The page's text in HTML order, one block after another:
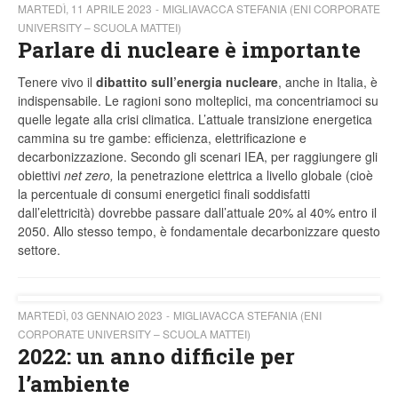
MARTEDÌ, 11 APRILE 2023
MIGLIAVACCA STEFANIA (ENI CORPORATE
UNIVERSITY – SCUOLA MATTEI)
Parlare di nucleare è importante
Tenere vivo il dibattito sull’energia nucleare, anche in Italia, è
indispensabile. Le ragioni sono molteplici, ma concentriamoci su
quelle legate alla crisi climatica. L’attuale transizione energetica
cammina su tre gambe: efficienza, elettrificazione e
decarbonizzazione. Secondo gli scenari IEA, per raggiungere gli
obiettivi net zero, la penetrazione elettrica a livello globale (cioè
la percentuale di consumi energetici finali soddisfatti
dall’elettricità) dovrebbe passare dall’attuale 20% al 40% entro il
2050. Allo stesso tempo, è fondamentale decarbonizzare questo
settore.
MARTEDÌ, 03 GENNAIO 2023
MIGLIAVACCA STEFANIA (ENI
CORPORATE UNIVERSITY – SCUOLA MATTEI)
2022: un anno difficile per
l’ambiente